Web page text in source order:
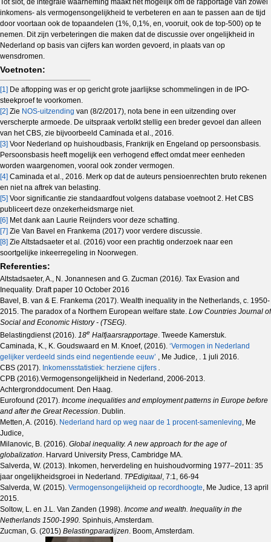
inkomens- als vermogensongelijkheid te verbeteren en aan te passen aan de tijd
door voortaan ook de topaandelen (1%, 0,1%, en, vooruit, ook de top-500) op te
nemen. Dit zijn verbeteringen die maken dat de discussie over ongelijkheid in
Nederland op basis van cijfers kan worden gevoerd, in plaats van op
wensdromen.
Voetnoten:
[1] De aftopping was er op gericht grote jaarlijkse schommelingen in de IPO-
steekproef te voorkomen.
[2] Zie NOS-uitzending van (8/2/2017), nota bene in een uitzending over
verscherpte armoede. De uitspraak vertolkt stellig een breder gevoel dan alleen
van het CBS, zie bijvoorbeeld Caminada et al., 2016.
[3] Voor Nederland op huishoudbasis, Frankrijk en Engeland op persoonsbasis.
Persoonsbasis heeft mogelijk een verhogend effect omdat meer eenheden
worden waargenomen, vooral ook zonder vermogen.
[4] Caminada et al., 2016. Merk op dat de auteurs pensioenrechten bruto rekenen
en niet na aftrek van belasting.
[5] Voor significantie zie standaardfout volgens database voetnoot 2. Het CBS
publiceert deze onzekerheidsmarge niet.
[6] Met dank aan Laurie Reijnders voor deze schatting.
[7] Zie Van Bavel en Frankema (2017) voor verdere discussie.
[8] Zie Altstadsaeter et al. (2016) voor een prachtig onderzoek naar een
soortgelijke inkeerregeling in Noorwegen.
Referenties:
Altstadsaeter, A., N. Jonannesen and G. Zucman (2016). Tax Evasion and
Inequality Draft paper 10 October 2016
Bavel, B. van & E. Frankema (2017). Wealth inequality in the Netherlands, c. 1950-
2015. The paradox of a Northern European welfare state. Low Countries Journal of
Social and Economic History - (TSEG)
Belastingdienst (2016). 18e Halfjaarsrapportage . Tweede Kamerstuk.
Caminada, K., K. Goudswaard en M. Knoef, (2016). ‘Vermogen in Nederland
gelijker verdeeld sinds eind negentiende eeuw’
, Me Judice, . 1 juli 2016.
CBS (2017). Inkomensstatistiek: herziene cijfers
CPB (2016).Vermogensongelijkheid in Nederland, 2006-2013.
Achtergronddocument. Den Haag.
Eurofound (2017). Income inequalities and employment patterns in Europe before
and after the Great Recession . Dublin.
Metten, A. (2016). Nederland hard op weg naar de 1 procent-samenleving , Me
Judice,
Milanovic, B. (2016). Global inequality. A new approach for the age of
globalization . Harvard University Press, Cambridge MA.
Salverda, W. (2013). Inkomen, herverdeling en huishoudvorming 1977–2011: 35
jaar ongelijkheidsgroei in Nederland. TPEdigitaal , 7:1, 66-94
Salverda, W. (2015). Vermogensongelijkheid op recordhoogte , Me Judice, 13 april
2015.
Soltow, L. en J.L. Van Zanden (1998). Income and wealth. Inequality in the
Netherlands 1500-1990. Spinhuis, Amsterdam.
Zucman, G. (2015) Belastingparadijzen . Boom, Amsterdam.